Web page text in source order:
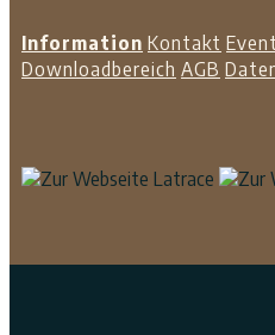
Information Kontakt
Downloadbereich AGB